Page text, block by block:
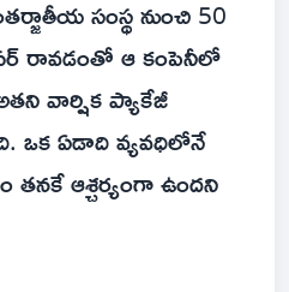
సంస్థ నుంచి 50
రావడంతో ఆ కంపెనీలో
వార్షిక ప్యాకేజీ
ఒక ఏడాది వ్యవధిలోనే
తనకే ఆశ్చర్యంగా ఉందని